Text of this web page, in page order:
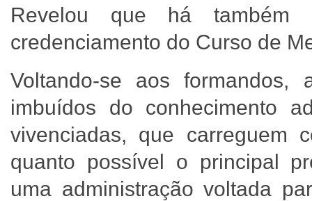
Revelou que há também
credenciamento do Curso de
Voltando-se aos formandos,
imbuídos do conhecimento
vivenciadas, que carreguem
quanto possível o principal
uma administração voltada